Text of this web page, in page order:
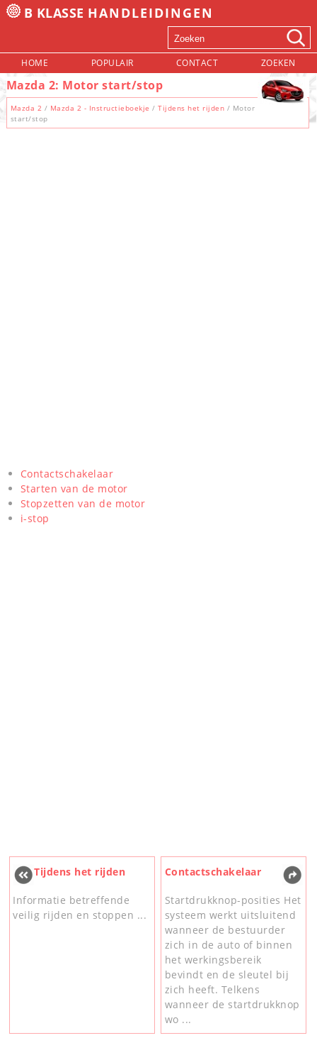
B KLASSE HANDLEIDINGEN
HOME POPULAIR CONTACT ZOEKEN
Mazda 2: Motor start/stop
Mazda 2 / Mazda 2 - Instructieboekje /Tijdens het rijden / Motor
start/stop
Contactschakelaar
Starten van de motor
Stopzetten van de motor
i-stop
Tijdens het rijden
Informatie betreffende
veilig rijden en stoppen ...
Contactschakelaar
Startdrukknop-posities Het
systeem werkt uitsluitend
wanneer de bestuurder
zich in de auto of binnen
het werkingsbereik
bevindt en de sleutel bij
zich heeft. Telkens
wanneer de startdrukknop
wo ...